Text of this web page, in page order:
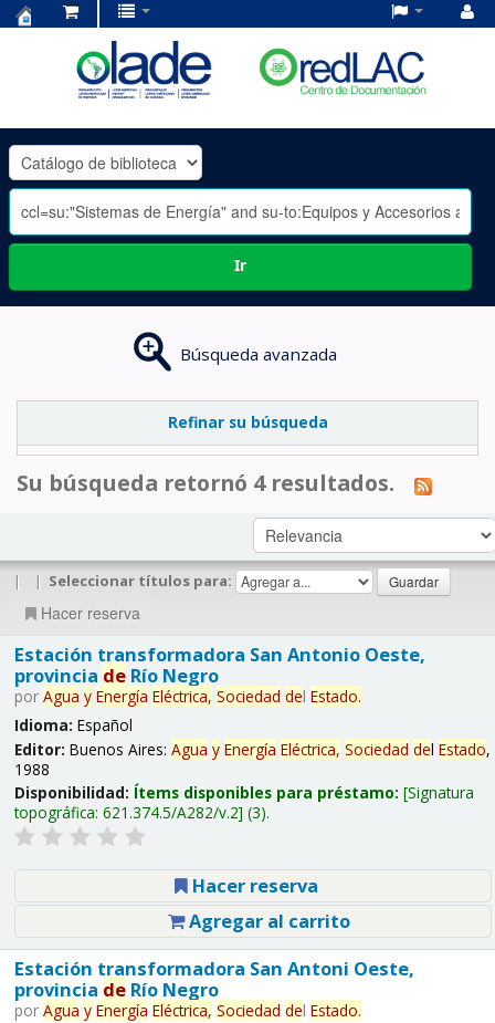
OLADE
-
Ir
Búsqueda avanzada
Refinar su búsqueda
Su búsqueda retornó 4 resultados.
| | Seleccionar títulos para:
Hacer reserva
Estación transformadora San Antonio Oeste,
provincia deRío Negro
por Agua y Energía Eléctrica, Sociedad del Estado.
Idioma: Español
Editor: Buenos Aires: Agua y Energía Eléctrica, Sociedad del Estado,
1988
Disponibilidad: Ítems disponibles para préstamo: Signatura
topográfica: 621.374.5/A282/v.2 (3).
Hacer reserva
Agregar al carrito
Estación transformadora San Antoni Oeste,
provincia deRío Negro
por Agua y Energía Eléctrica, Sociedad del Estado.